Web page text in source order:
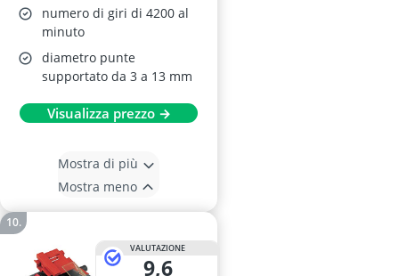
numero di giri di 4200 al
minuto
diametro punte
supportato da 3 a 13 mm
Visualizza prezzo →
Mostra di più
Mostra meno
VALUTAZIONE
9,6